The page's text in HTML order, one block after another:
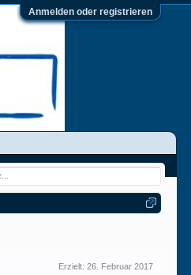
Anmelden oder registrieren
Erzielt: 26. Februar 2017